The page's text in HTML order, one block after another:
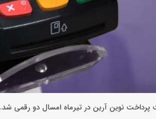
نوین آرین در تیرماه امسال دو رقمی شد.